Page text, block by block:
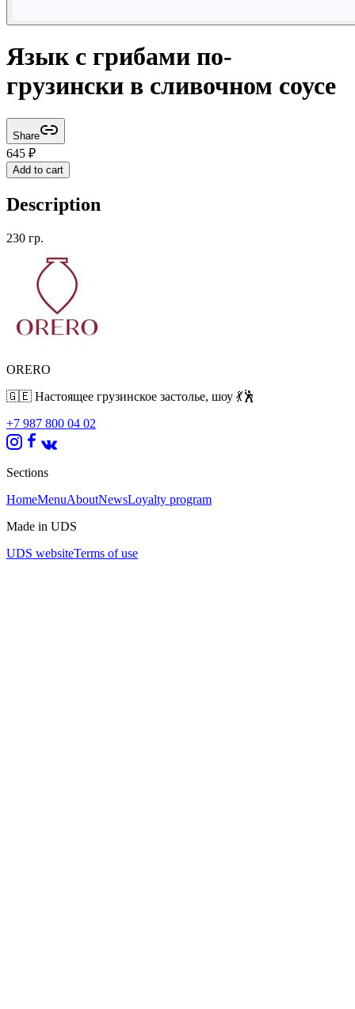
Язык с грибами по-
грузински в сливочном соусе
Share
645 ₽
Add to cart
Description
230 гр.
ORERO
🇬🇪 Настоящее грузинское застолье, шоу 💃🕺
+7 987 800 04 02
Sections
HomeMenuAboutNewsLoyalty program
Made in UDS
UDS websiteTerms of use